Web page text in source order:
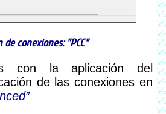
de conexiones: "PCC"
de las conexiones en